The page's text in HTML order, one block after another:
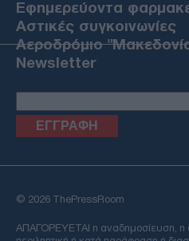
Εφημερεύοντα
Αστικές συγκοινωνίες
Αεροδρόμιο
Newsletter
Email
© 2026 ThePressRoom
ΑΠΑΓΟΡΕΥΕΤΑΙ η αναδημοσίευση, η